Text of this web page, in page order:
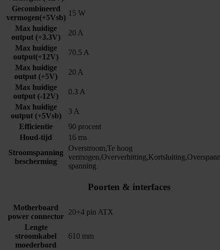
Gecombineerd
vermogen(+5Vsb)
15 W
Max huidige
output (+3.3V)
20 A
Max huidige
output(+12V)
70.5 A
Max huidige
output (+5V)
20 A
Max huidige
output (-12V)
0.3 A
Max huidige
output (+5Vsb)
3 A
Efficientie
90 procent
Houd-tijd
16 ms
Stroomspanning
bescherming
Overstroom,Te hoog
spanning
Poorten & interfaces
Motherboard
power connector
20+4 pin ATX
Lengte
stroomkabel
moederbord
610 mm